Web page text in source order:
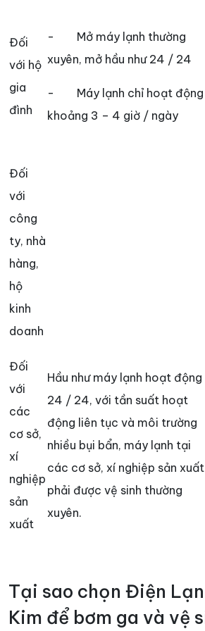
Đối
với hộ
gia
đình
- Mở máy lạnh thường
xuyên, mở hầu như 24 / 24
- Máy lạnh chỉ hoạt động
khoảng 3 – 4 giờ / ngày
Đối
với
công
ty, nhà
hàng,
hộ
kinh
doanh
Đối
với
các
cơ sở,
xí
nghiệp
sản
xuất
Hầu như máy lạnh hoạt động
24 / 24, với tần suất hoạt
động liên tục và môi trường
nhiều bụi bẩn, máy lạnh tại
các cơ sở, xí nghiệp sản xuất
phải được vệ sinh thường
xuyên.
Tại sao chọn Điện
Kim để bơm ga và vệ